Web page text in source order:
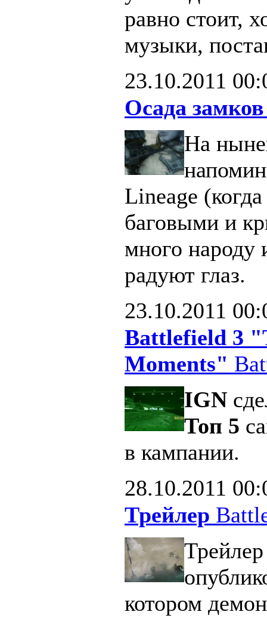
равно стоит,
музыки,
23.10.2011
Осада замков
На
Lineage
баговыми и
много народу
радуют глаз.
23.10.2011
Battlefield 3
Moments"
IGN
Топ 5
в кампании.
28.10.2011
Трейлер
котором